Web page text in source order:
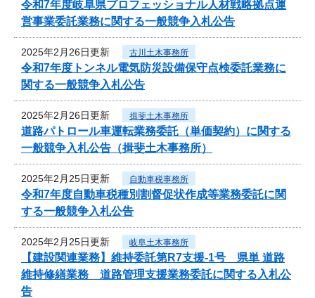
令和7年度岐阜県プロフェッショナル人材戦略拠点運
営事業委託業務に関する一般競争入札公告
2025年2月26日更新 古川土木事務所
令和7年度トンネル電気防災設備保守点検委託業務に
関する一般競争入札公告
2025年2月26日更新 揖斐土木事務所
道路パトロール車運転業務委託（単価契約）に関する
一般競争入札公告（揖斐土木事務所）
2025年2月25日更新 自動車税事務所
令和7年度自動車税種別割督促状作成等業務委託に関
する一般競争入札公告
2025年2月25日更新 岐阜土木事務所
【建設関連業務】維持委託第R7支援-1号 県単 道路
維持修繕業務 道路管理支援業務委託に関する入札公
告